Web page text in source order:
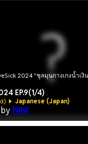
2024 "ชุลมุนกางเกงน้ำเงิน
EP.9(1/4)
Japanese (Japan)
NINI